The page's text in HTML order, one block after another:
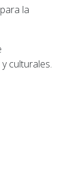
la
culturales.